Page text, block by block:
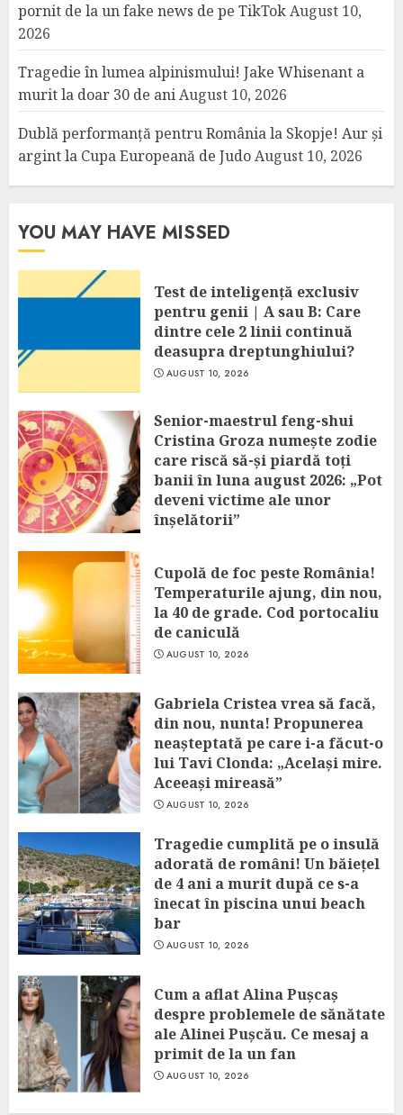
pornit de la un fake news de pe TikTokAugust 10,
2026
Tragedie în lumea alpinismului! Jake Whisenant a
murit la doar 30 de aniAugust 10, 2026
Dublă performanță pentru România la Skopje! Aur și
argint la Cupa Europeană de JudoAugust 10, 2026
YOU MAY HAVE MISSED
Test de inteligență exclusiv
pentru genii | A sau B: Care
dintre cele 2 linii continuă
deasupra dreptunghiului?
AUGUST 10, 2026
Senior-maestrul feng-shui
Cristina Groza numește zodie
care riscă să-și piardă toți
banii în luna august 2026: „Pot
deveni victime ale unor
înșelătorii”
Cupolă de foc peste România!
Temperaturile ajung, din nou,
la 40 de grade. Cod portocaliu
de caniculă
AUGUST 10, 2026
Gabriela Cristea vrea să facă,
din nou, nunta! Propunerea
neașteptată pe care i-a făcut-o
lui Tavi Clonda: „Același mire.
Aceeași mireasă”
AUGUST 10, 2026
Tragedie cumplită pe o insulă
adorată de români! Un băiețel
de 4 ani a murit după ce s-a
înecat în piscina unui beach
bar
AUGUST 10, 2026
Cum a aflat Alina Pușcaș
despre problemele de sănătate
ale Alinei Pușcău. Ce mesaj a
primit de la un fan
AUGUST 10, 2026